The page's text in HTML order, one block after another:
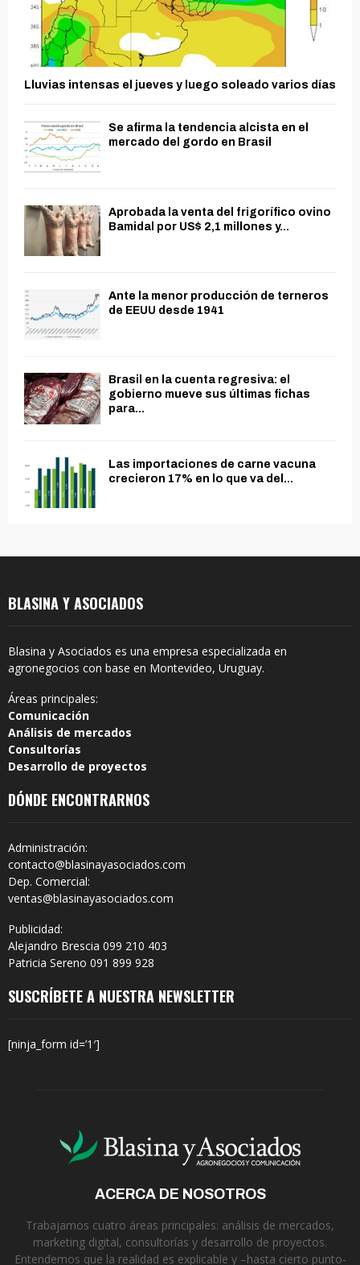
Lluvias intensas el jueves y luego soleado varios días
Se afirma la tendencia alcista en el
mercado del gordo en Brasil
Aprobada la venta del frigorífico ovino
Bamidal por US$ 2,1 millones y...
Ante la menor producción de terneros
de EEUU desde 1941
Brasil en la cuenta regresiva: el
gobierno mueve sus últimas fichas
para...
Las importaciones de carne vacuna
crecieron 17% en lo que va del...
BLASINA Y ASOCIADOS
Blasina y Asociados es una empresa especializada en
agronegocios con base en Montevideo, Uruguay.
Áreas principales:
Comunicación
Análisis de mercados
Consultorías
Desarrollo de proyectos
DÓNDE ENCONTRARNOS
Administración:
contacto@blasinayasociados.com
Dep. Comercial:
ventas@blasinayasociados.com
Publicidad:
Alejandro Brescia 099 210 403
Patricia Sereno 091 899 928
SUSCRÍBETE A NUESTRA NEWSLETTER
[ninja_form id=’1′]
ACERCA DE NOSOTROS
Trabajamos cuatro áreas principales: análisis de mercados,
marketing digital, consultorías y desarrollo de proyectos.
Entendemos que la realidad es explicable y –hasta cierto punto-